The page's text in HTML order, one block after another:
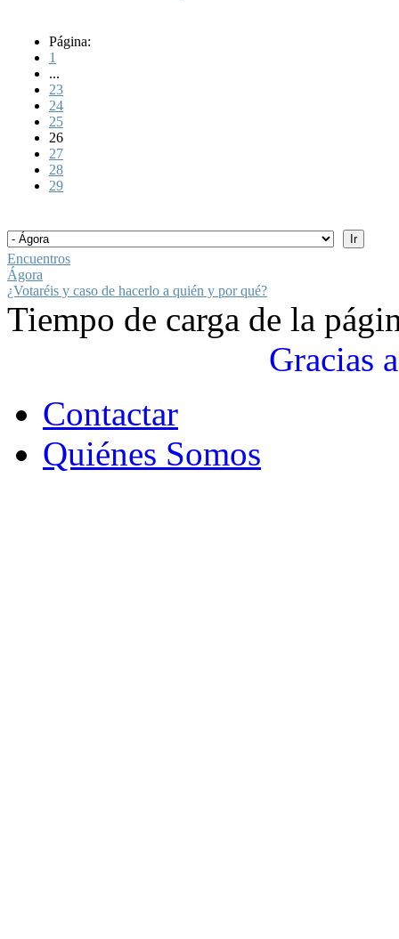
Página:
1
...
23
24
25
26
27
28
29
Encuentros
Ágora
¿Votaréis y caso de hacerlo a quién y por qué?
Tiempo de carga de la
Gracias a
Contactar
Quiénes Somos